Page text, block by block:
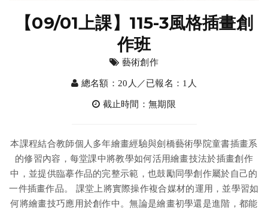
【09/01上課】115-3風格插畫創
作班
藝術創作
總名額：20人／已報名：1人
截止時間：無期限
本課程結合教師個人多年繪畫經驗與劍橋藝術學院童書插畫系
的修習內容，每堂課中將教學如何活用繪畫技法於插畫創作
中，並提供臨摹作品的完整示範，也鼓勵同學創作屬於自己的
一件插畫作品。 課堂上將實際操作複合媒材的運用，並學習如
何將繪畫技巧應用於創作中。無論是繪畫初學還是進階，都能